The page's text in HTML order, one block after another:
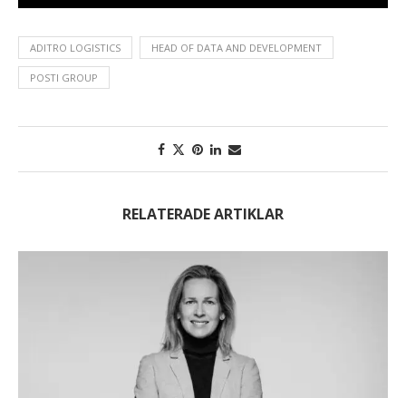
ADITRO LOGISTICS HEAD OF DATA AND DEVELOPMENT
POSTI GROUP
RELATERADE ARTIKLAR